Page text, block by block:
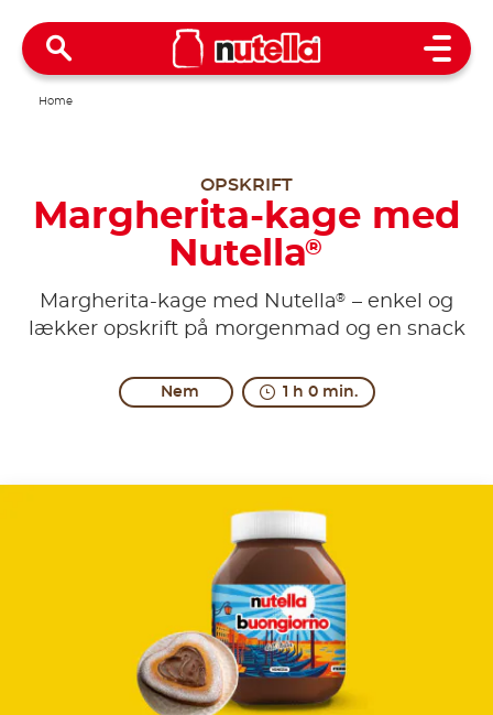
Open
Home
OPSKRIFT
Margherita-kage med
Nutella®
Margherita-kage med Nutella® – enkel og
lækker opskrift på morgenmad og en snack
Nem 1 h 0 min.